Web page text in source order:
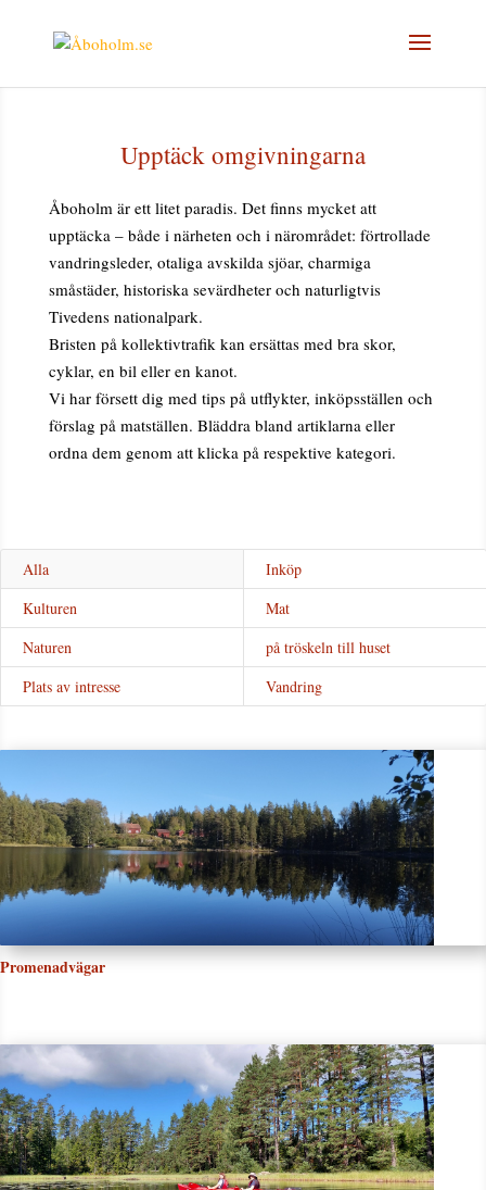
Upptäck omgivningarna
Åboholm är ett litet paradis. Det finns mycket att
upptäcka – både i närheten och i närområdet: förtrollade
vandringsleder, otaliga avskilda sjöar, charmiga
småstäder, historiska sevärdheter och naturligtvis
Tivedens nationalpark.
Bristen på kollektivtrafik kan ersättas med bra skor,
cyklar, en bil eller en kanot.
Vi har försett dig med tips på utflykter, inköpsställen och
förslag på matställen. Bläddra bland artiklarna eller
ordna dem genom att klicka på respektive kategori.
Alla
Inköp
Kulturen
Mat
Naturen
på tröskeln till huset
Plats av intresse
Vandring
Promenadvägar